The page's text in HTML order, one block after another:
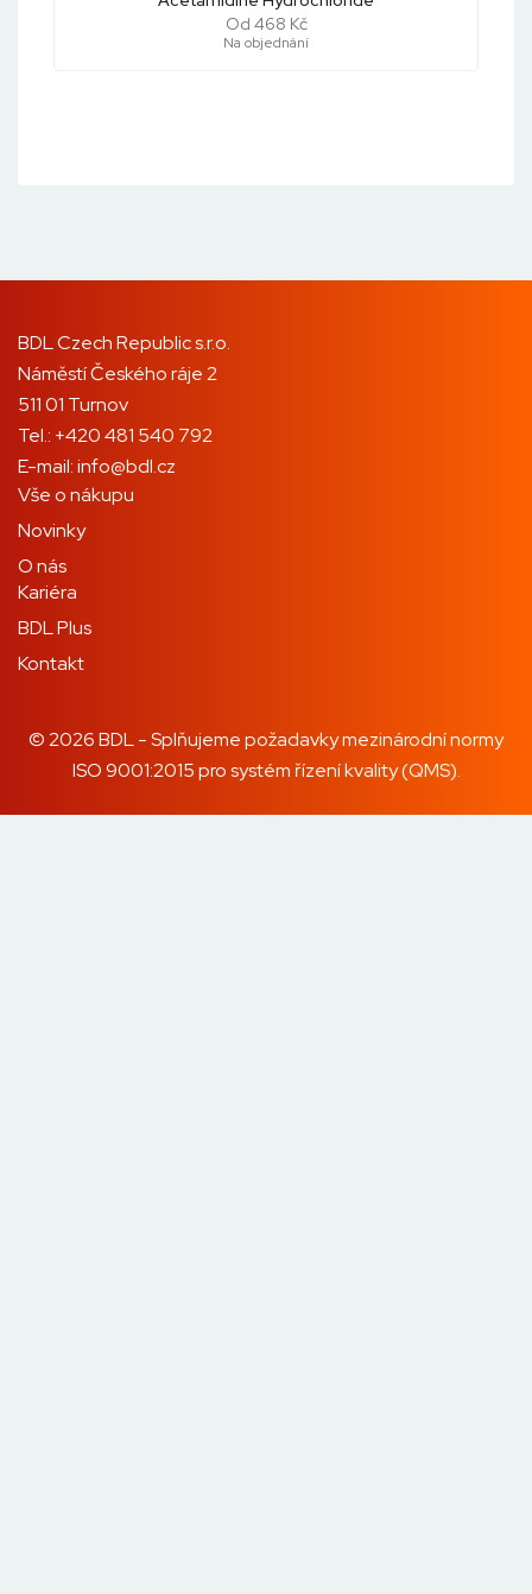
Od 468 Kč
Na objednání
BDL Czech Republic s.r.o.
Náměstí Českého ráje 2
511 01 Turnov
Tel.: +420 481 540 792
E-mail:info@bdl.cz
Vše o nákupu
Novinky
O nás
Kariéra
BDL Plus
Kontakt
© 2026 BDL - Splňujeme požadavky mezinárodní normy
ISO 9001:2015 pro systém řízení kvality (QMS).